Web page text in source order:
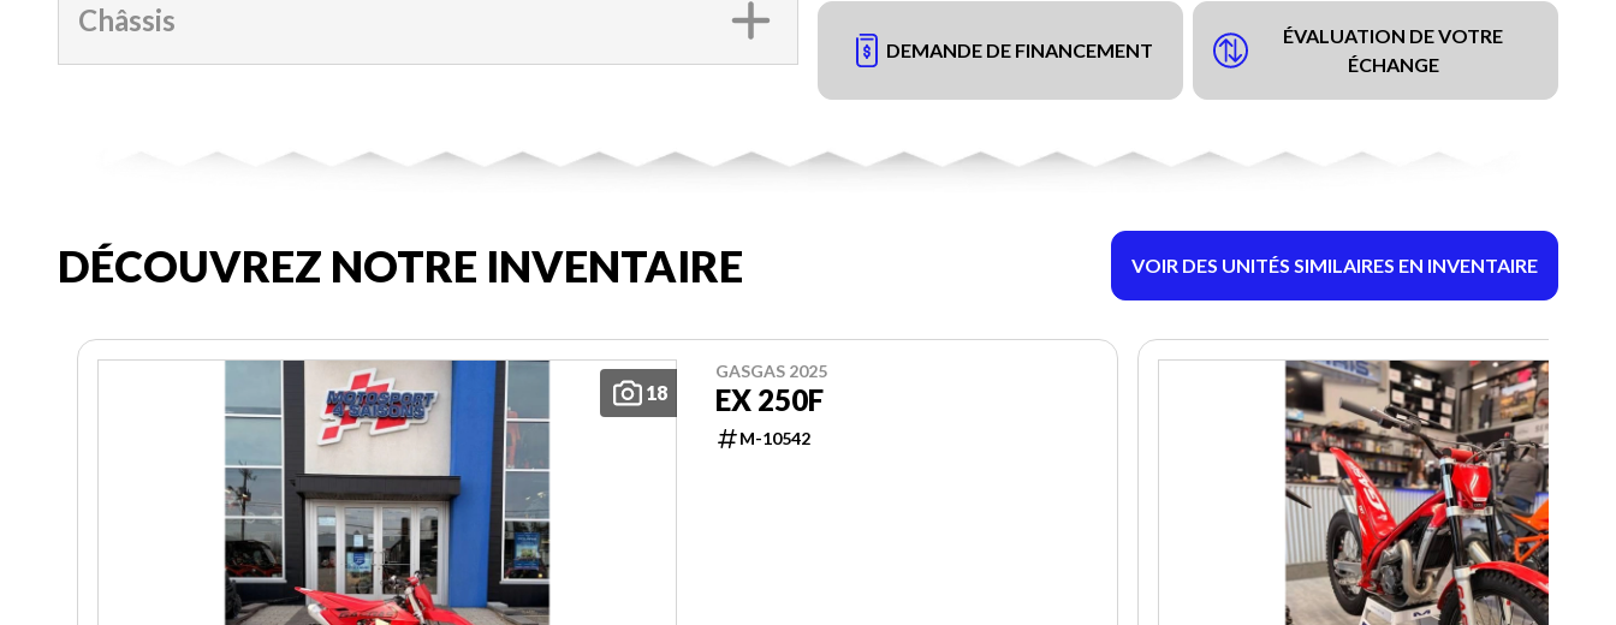
DEMANDE DE FINANCEMENT
ÉVALUATION DE VOTRE
ÉCHANGE
Châssis
DÉCOUVREZ NOTRE INVENTAIRE VOIR DES UNITÉS SIMILAIRES EN INVENTAIRE
18
GASGAS 2025
EX 250F
M-10542